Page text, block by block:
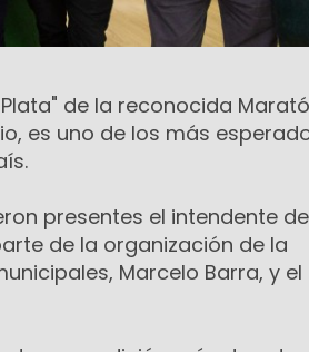
de la reconocida
es uno de los más
presentes el intendente de
de la organización de la
Marcelo Barra, y el